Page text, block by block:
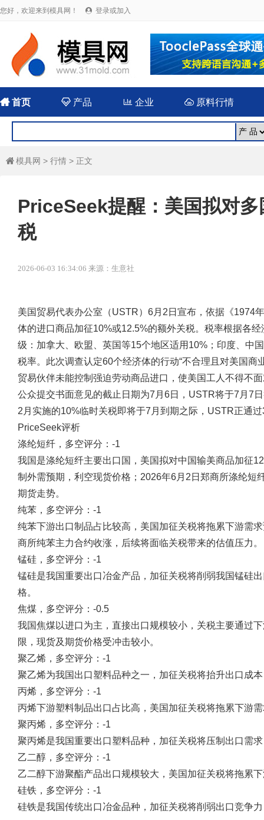
您好，欢迎来到模具网！  登录或加入
首页  产品 企业 原料行情
 模具网 > 行情 > 正文
PriceSeek提醒：美国拟对
税
2026-06-03 16:34:06 来源：生意社
美国贸易代表办公室（USTR）6月2日宣布，依据《1974
体的进口商品加征10%或12.5%的额外关税。税率根据各
级：加拿大、欧盟、英国等15个地区适用10%；印度、中
税率。此次调查认定60个经济体的行动“不合理且对美国商
贸易伙伴未能控制强迫劳动商品进口，使美国工人不得不
公众提交书面意见的截止日期为7月6日，USTR将于7月7
2月实施的10%临时关税即将于7月到期之际，USTR正通
PriceSeek评析
涤纶短纤，多空评分：-1
我国是涤纶短纤主要出口国，美国拟对中国输美商品加征
制外需预期，利空现货价格；2026年6月2日郑商所涤纶短
期货走势。
纯苯，多空评分：-1
纯苯下游出口制品占比较高，美国加征关税将拖累下游需
商所纯苯主力合约收涨，后续将面临关税带来的估值压力。
锰硅，多空评分：-1
锰硅是我国重要出口冶金产品，加征关税将削弱我国锰硅
格。
焦煤，多空评分：-0.5
我国焦煤以进口为主，直接出口规模较小，关税主要通过
限，现货及期货价格受冲击较小。
聚乙烯，多空评分：-1
聚乙烯为我国出口塑料品种之一，加征关税将抬升出口成
丙烯，多空评分：-1
丙烯下游塑料制品出口占比高，美国加征关税将拖累下游
聚丙烯，多空评分：-1
聚丙烯是我国重要出口塑料品种，加征关税将压制出口需
乙二醇，多空评分：-1
乙二醇下游聚酯产品出口规模较大，美国加征关税将拖累
硅铁，多空评分：-1
硅铁是我国传统出口冶金品种，加征关税将削弱出口竞争